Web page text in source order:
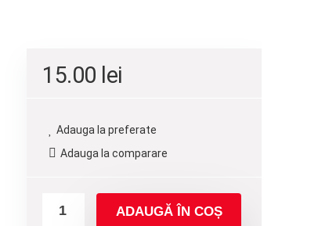
15.00 lei
Adauga la preferate
Adauga la comparare
ADAUGĂ ÎN COȘ